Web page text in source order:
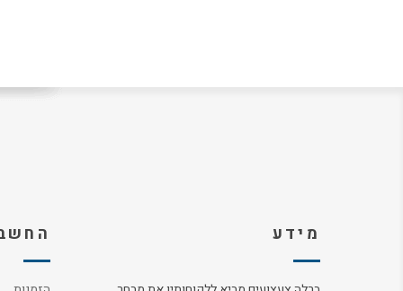
מידע